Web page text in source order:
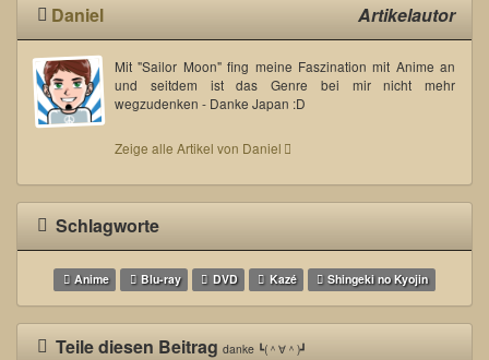
Daniel Artikelautor
Mit "Sailor Moon" fing meine Faszination mit Anime an
und seitdem ist das Genre bei mir nicht mehr
wegzudenken - Danke Japan :D
Zeige alle Artikel von Daniel
Schlagworte
Anime Blu-ray DVD Kazé Shingeki no Kyojin
Teile diesen Beitragdanke ┗(＾∀＾)┛